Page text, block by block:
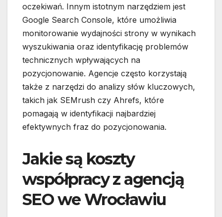
oczekiwań. Innym istotnym narzędziem jest
Google Search Console, które umożliwia
monitorowanie wydajności strony w wynikach
wyszukiwania oraz identyfikację problemów
technicznych wpływających na
pozycjonowanie. Agencje często korzystają
także z narzędzi do analizy słów kluczowych,
takich jak SEMrush czy Ahrefs, które
pomagają w identyfikacji najbardziej
efektywnych fraz do pozycjonowania.
Jakie są koszty
współpracy z agencją
SEO we Wrocławiu